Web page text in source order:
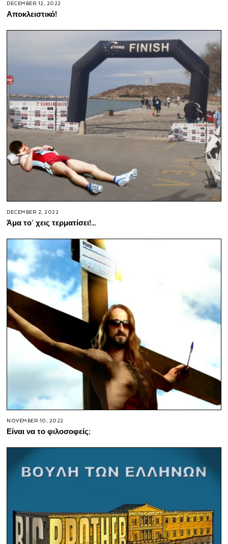
DECEMBER 12, 2022
Αποκλειστικό!
DECEMBER 2, 2022
Άμα το’ χεις τερματίσει!…
NOVEMBER 10, 2022
Είναι να το φιλοσοφείς;